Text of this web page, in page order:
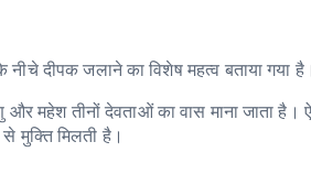
नीचे दीपक जलाने का विशेष महत्व बताया गया है।
और महेश तीनों देवताओं का वास माना जाता
मुक्ति मिलती है।